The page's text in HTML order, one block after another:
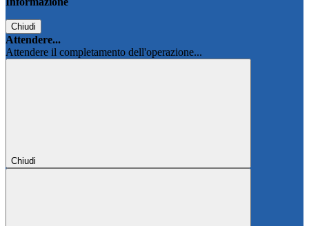
Chiudi
Attendere...
Attendere il completamento dell'operazione...
Chiudi